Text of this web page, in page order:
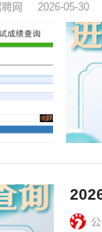
网 2026-05-30